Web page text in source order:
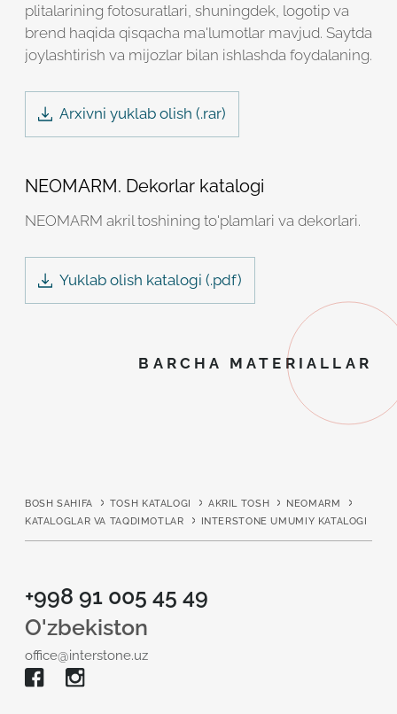
plitalarining fotosuratlari, shuningdek, logotip va
brend haqida qisqacha ma'lumotlar mavjud. Saytda
joylashtirish va mijozlar bilan ishlashda foydalaning.
Arxivni yuklab olish (.rar)
NEOMARM. Dekorlar katalogi
NEOMARM akril toshining to'plamlari va dekorlari.
Yuklab olish katalogi (.pdf)
BARCHA MATERIALLAR
BOSH SAHIFA TOSH KATALOGI AKRIL TOSH
NEOMARM
KATALOGLAR VA TAQDIMOTLAR
INTERSTONE UMUMIY KATALOGI
+998 91 005 45 49
O'zbekiston
office@interstone.uz